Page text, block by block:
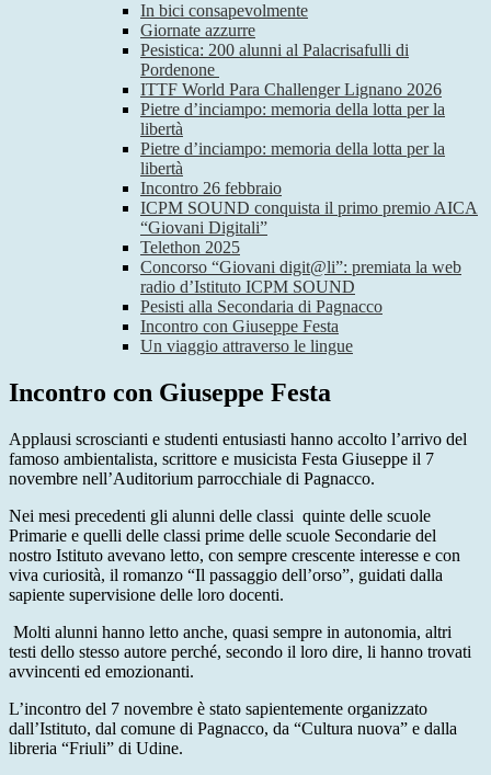
In bici consapevolmente
Giornate azzurre
Pesistica: 200 alunni al Palacrisafulli di
Pordenone
ITTF World Para Challenger Lignano 2026
Pietre d’inciampo: memoria della lotta per la
libertà
Pietre d’inciampo: memoria della lotta per la
libertà
Incontro 26 febbraio
ICPM SOUND conquista il primo premio AICA
“Giovani Digitali”
Telethon 2025
Concorso “Giovani digit@li”: premiata la web
radio d’Istituto ICPM SOUND
Pesisti alla Secondaria di Pagnacco
Incontro con Giuseppe Festa
Un viaggio attraverso le lingue
Incontro con Giuseppe Festa
Applausi scroscianti e studenti entusiasti hanno accolto l’arrivo del
famoso ambientalista, scrittore e musicista Festa Giuseppe il 7
novembre nell’Auditorium parrocchiale di Pagnacco.
Nei mesi precedenti gli alunni delle classi quinte delle scuole
Primarie e quelli delle classi prime delle scuole Secondarie del
nostro Istituto avevano letto, con sempre crescente interesse e con
viva curiosità, il romanzo “Il passaggio dell’orso”, guidati dalla
sapiente supervisione delle loro docenti.
Molti alunni hanno letto anche, quasi sempre in autonomia, altri
testi dello stesso autore perché, secondo il loro dire, li hanno trovati
avvincenti ed emozionanti.
L’incontro del 7 novembre è stato sapientemente organizzato
dall’Istituto, dal comune di Pagnacco, da “Cultura nuova” e dalla
libreria “Friuli” di Udine.